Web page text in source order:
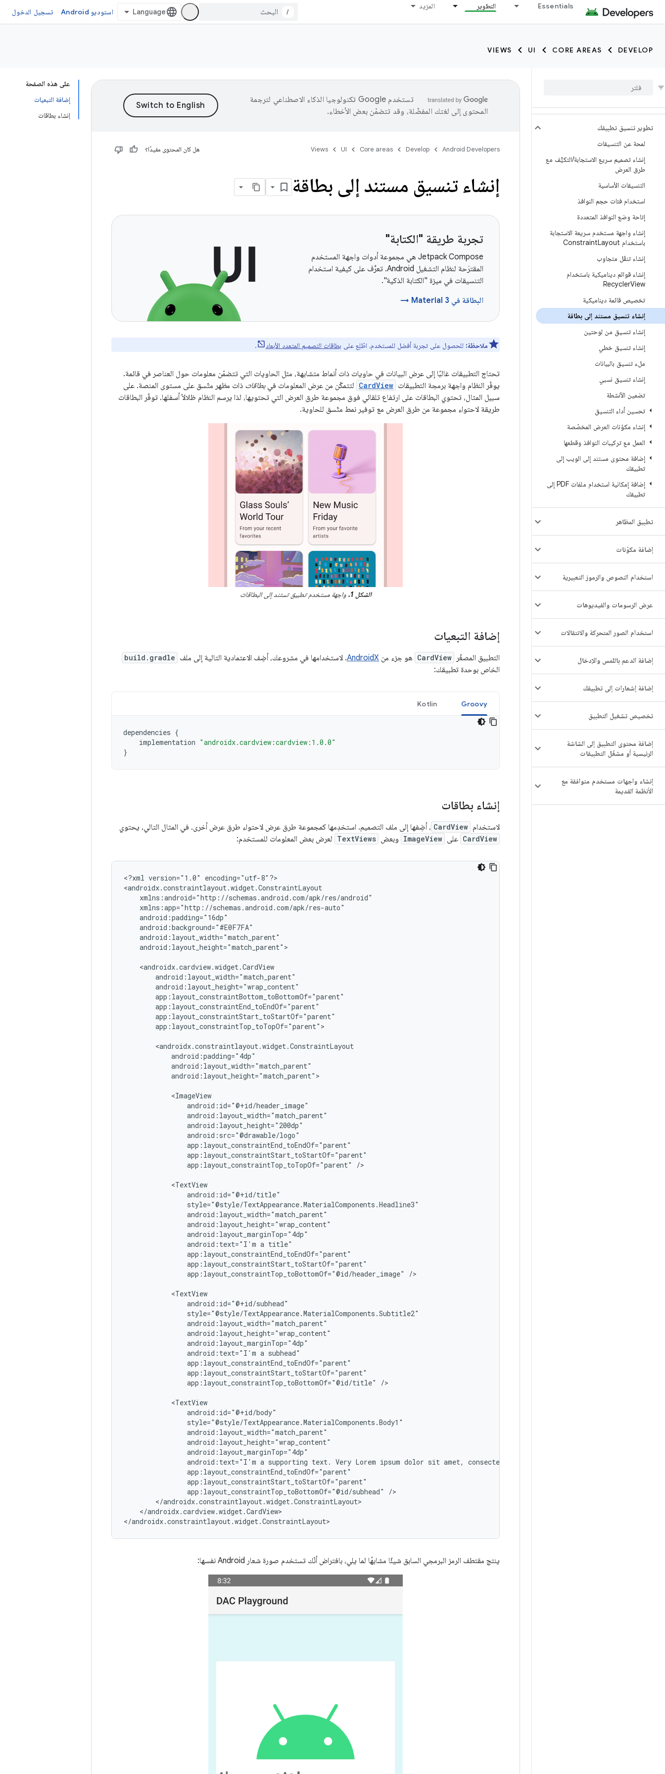
Essentials التطوير المزيد
/ استوديو Android تسجيل الدخول
DEVELOP
CORE AREAS
UI
VIEWS
تطوير تنسيق تطبيقك
لمحة عن التنسيقات
إنشاء تصميم سريع الاستجابة/التكيُّف مع
طرق العرض
التنسيقات الأساسية
استخدام فئات حجم النوافذ
إتاحة وضع النوافذ المتعددة
إنشاء واجهة مستخدم سريعة الاستجابة
باستخدام Constraint Layout
إنشاء تنقّل متجاوب
إنشاء قوائم ديناميكية باستخدام
RecyclerView
تخصيص قائمة ديناميكية
إنشاء تنسيق مستند إلى بطاقة
إنشاء تنسيق من لوحتين
إنشاء تنسيق خطي
ملء تنسيق بالبيانات
إنشاء تنسيق نسبي
تضمين الأنشطة
تحسين أداء التنسيق
إنشاء مكوّنات العرض المخصّصة
العمل مع تركيبات النوافذ وقطعها
إضافة محتوى مستند إلى الويب إلى
تطبيقك
إضافة إمكانية استخدام ملفات PDF إلى
تطبيقك
تطبيق المظاهر
إضافة مكوّنات
استخدام النصوص والرموز التعبيرية
عرض الرسومات والفيديوهات
استخدام الصور المتحركة والانتقالات
إضافة الدعم باللمس والإدخال
إضافة إشعارات إلى تطبيقك
تخصيص تشغيل التطبيق
إضافة محتوى التطبيق إلى الشاشة
الرئيسية أو مشغّل التطبيقات
إنشاء واجهات مستخدم متوافقة مع
الأنظمة القديمة
على هذه الصفحة
إضافة التبعيات
إنشاء بطاقات
تستخدم Google تكنولوجيا الذكاء الاصطناعي لترجمة
المحتوى إلى لغتك المفضّلة، وقد تتضمّن بعض الأخطاء.
Android Developers
Develop
Core areas
UI
Views هل كان المحتوى مفيدًا؟
إنشاء تنسيق مستند إلى بطاقة
تجربة طريقة "الكتابة"
‫Jetpack Compose هي مجموعة أدوات واجهة المستخدم
المقترَحة لنظام التشغيل Android. تعرَّف على كيفية استخدام
التنسيقات في ميزة "الكتابة الذكية".
البطاقة في Material 3 →
ملاحظة: للحصول على تجربة أفضل للمستخدم، اطّلِع على بطاقات التصميم المتعدد الأبعاد .
تحتاج التطبيقات غالبًا إلى عرض البيانات في حاويات ذات أنماط متشابهة، مثل الحاويات التي تتضمّن معلومات حول العناصر في قائمة.
يوفّر النظام واجهة برمجة التطبيقات CardView لتتمكّن من عرض المعلومات فيبطاقات ذات مظهر متّسق على مستوى المنصة. على
سبيل المثال، تحتوي البطاقات على ارتفاع تلقائي فوق مجموعة طرق العرض التي تحتويها، لذا يرسم النظام ظلالاً أسفلها. توفّر البطاقات
طريقة لاحتواء مجموعة من طرق العرض مع توفير نمط متّسق للحاوية.
الشكل 1. واجهة مستخدم تطبيق تستند إلى البطاقات
إضافة التبعيات
التطبيق المصغّر CardView هو جزء من AndroidX. لاستخدامها في مشروعك، أضِف الاعتمادية التالية إلى ملف build.gradle
الخاص بوحدة تطبيقك:
Groovy
Kotlin
dependencies {
implementation "androidx.cardview:cardview:1.0.0"
}
إنشاء بطاقات
لاستخدام CardView ، أضِفها إلى ملف التصميم. استخدِمها كمجموعة طرق عرض لاحتواء طرق عرض أخرى. في المثال التالي، يحتوي
CardView على ImageView وبعض TextViews لعرض بعض المعلومات للمستخدم:
<?xml version="1.0"
encoding="utf-8"?>
android:layout_height="match_parent">
app:layout_constraintTop_toTopOf="parent">
android:layout_height="match_parent">
app:layout_constraintTop_toTopOf="parent"
/>
android:text="I'm a
app:layout_constraintTop_toBottomOf="@id/header_image"
/>
android:text="I'm a
app:layout_constraintTop_toBottomOf="@id/title"
/>
android:text="I'm a supporting text. Very Lorem ipsum dolor sit amet, consectetur
app:layout_constraintTop_toBottomOf="@id/subhead"
</androidx.cardview.widget.CardView>
ينتج مقتطف الرمز البرمجي السابق شيئًا مشابهًا لما يلي، بافتراض أنّك تستخدم صورة شعار Android نفسها: